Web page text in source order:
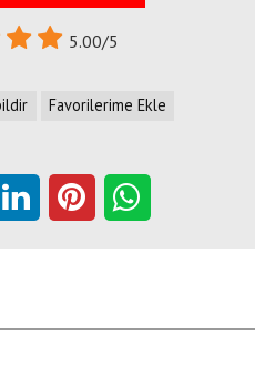
5.00/5
Favorilerime Ekle